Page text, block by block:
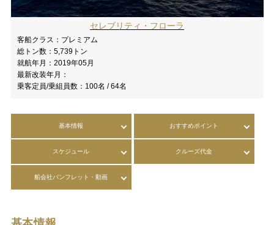
セレブリティ・フローラ
客船クラス： プレミアム
総トン数： 5,739トン
就航年月： 2019年05月
最新改装年月：
乗客定員/乗組員数： 100名 / 64名
基本情報 おすすめポイント
スケジュール クルーズ代金
船会社パンフレット・動画